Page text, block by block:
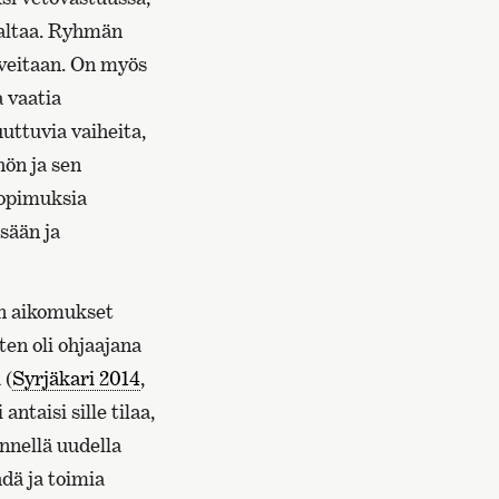
Ryhmän
On myös
vaatia
vaiheita,
ja sen
ja
aikomukset
oli ohjaajana
(Syrjäkari 2014,
antaisi sille tilaa,
uudella
ja toimia